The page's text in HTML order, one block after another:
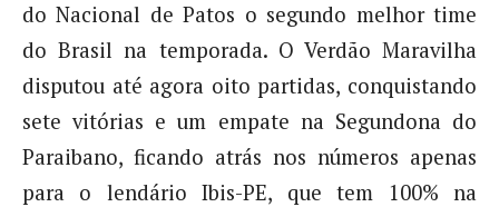
do Nacional de Patos o segundo melhor time
do Brasil na temporada. O Verdão Maravilha
disputou até agora oito partidas, conquistando
sete vitórias e um empate na Segundona do
Paraibano, ficando atrás nos números apenas
para o lendário Ibis-PE, que tem 100% na